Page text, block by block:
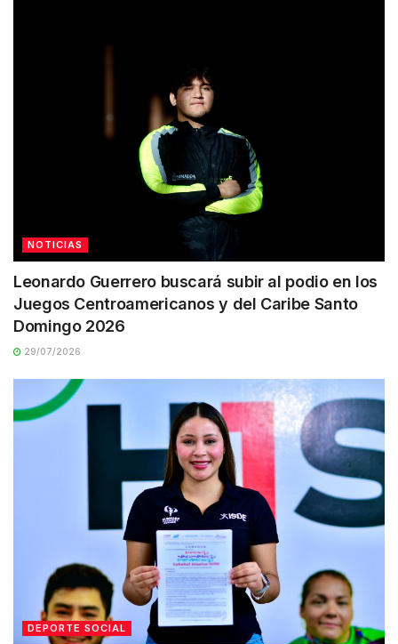
NOTICIAS
Leonardo Guerrero buscará subir al podio en los
Juegos Centroamericanos y del Caribe Santo
Domingo 2026
29/07/2026
DEPORTE SOCIAL